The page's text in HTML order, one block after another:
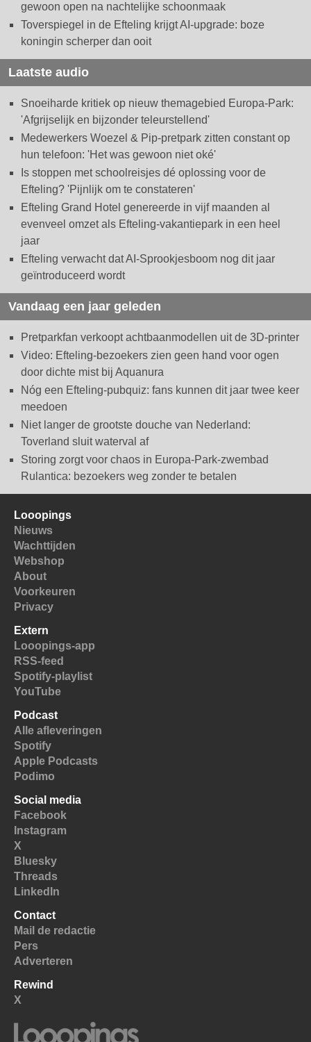
gewoon open na nachtelijke schoonmaak
Toverspiegel in de Efteling krijgt AI-upgrade: boze
koningin scherper dan ooit
Laatste audio
Snoeiharde kritiek op nieuw themagebied Europa-Park:
'Afgrijselijk en bijzonder teleurstellend'
Medewerkers Woezel & Pip-pretpark zitten constant op
hun telefoon: 'Het was gewoon niet oké'
Is stoppen met schoolreisjes dé oplossing voor de
Efteling? 'Pijnlijk om te constateren'
Efteling Grand Hotel genereerde in vijf maanden al
evenveel omzet als Efteling-vakantiepark in een heel
jaar
Efteling verwacht dat AI-Sprookjesboom nog dit jaar
geïntroduceerd wordt
Vandaag een jaar geleden
Pretparkfan verkoopt achtbaanmodellen uit de 3D-printer
Video: Efteling-bezoekers zien geen hand voor ogen
door dichte mist bij Aquanura
Nóg een Efteling-pubquiz: fans kunnen dit jaar twee keer
meedoen
Niet langer de grootste douche van Nederland:
Toverland sluit waterval af
Storing zorgt voor chaos in Europa-Park-zwembad
Rulantica: bezoekers weg zonder te betalen
Looopings
Nieuws
Wachttijden
Webshop
About
Voorkeuren
Privacy
Extern
Looopings-app
RSS-feed
Spotify-playlist
YouTube
Podcast
Alle afleveringen
Spotify
Apple Podcasts
Podimo
Social media
Facebook
Instagram
X
Bluesky
Threads
LinkedIn
Contact
Mail de redactie
Pers
Adverteren
Rewind
X